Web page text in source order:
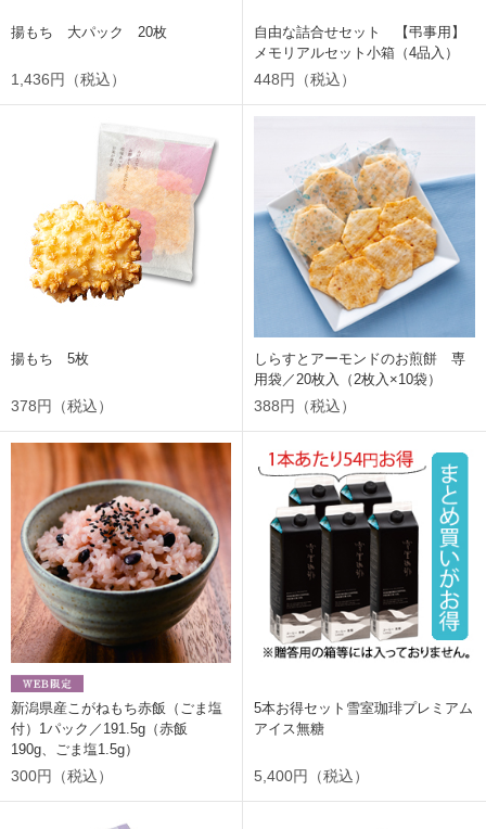
揚もち 大パック 20枚
1,436円（税込）
自由な詰合せセット 【弔事用】
メモリアルセット小箱（4品入）
448円（税込）
揚もち 5枚
378円（税込）
しらすとアーモンドのお煎餅 専
用袋／20枚入（2枚入×10袋）
388円（税込）
新潟県産こがねもち赤飯（ごま塩
付）1パック／191.5g（赤飯
190g、ごま塩1.5g）
300円（税込）
5本お得セット雪室珈琲プレミアム
アイス無糖
5,400円（税込）